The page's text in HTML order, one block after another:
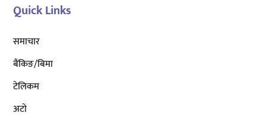
Quick Links
समाचार
बैंकिङ/बिमा
टेलिकम
अटाे